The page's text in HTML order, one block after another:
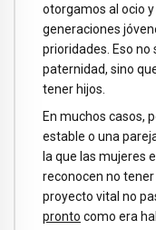
otorgamos al ocio
generaciones
prioridades. Eso no
paternidad, sino
tener hijos.
En muchos casos,
estable o una
la que las mujeres
reconocen no
proyecto vital no
pronto como era